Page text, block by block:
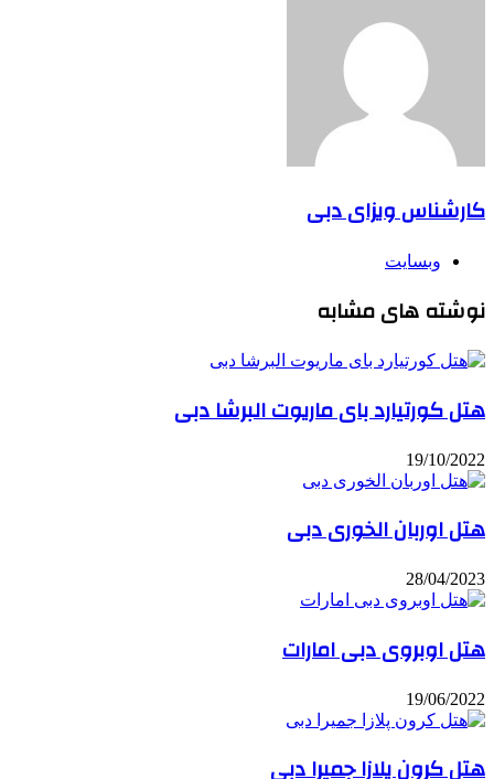
کارشناس ویزای دبی
وبسایت
نوشته های مشابه
هتل کورتیارد بای ماریوت البرشا دبی
19/10/2022
هتل اوربان الخوری دبی
28/04/2023
هتل اوبروی دبی امارات
19/06/2022
هتل کرون پلازا جمیرا دبی